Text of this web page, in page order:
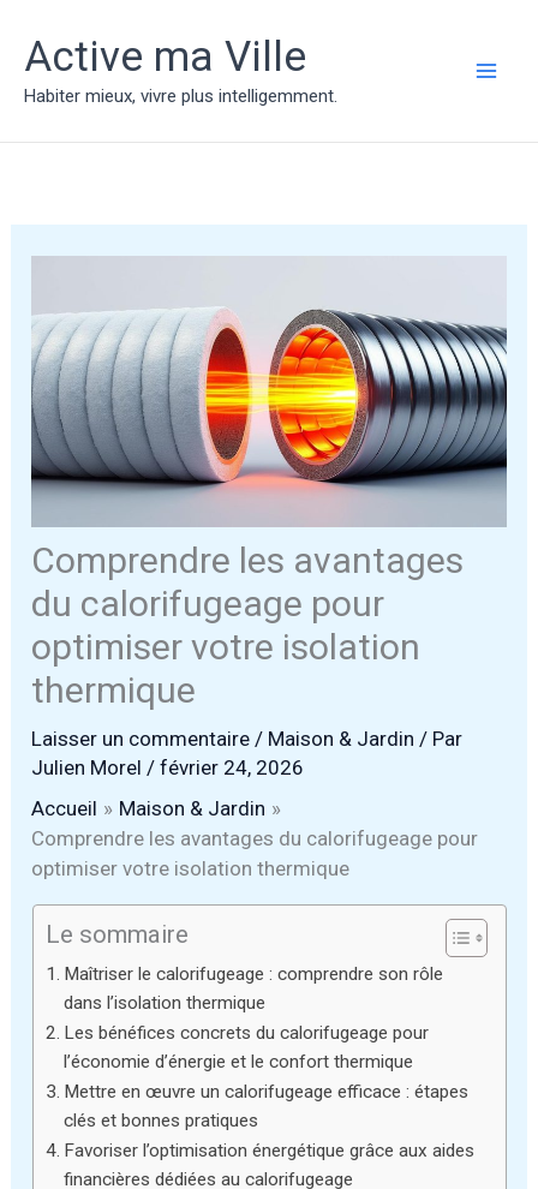
contenu
Active ma Ville
Habiter mieux, vivre plus intelligemment.
Comprendre les avantages
du calorifugeage pour
optimiser votre isolation
thermique
Laisser un commentaire / Maison & Jardin / Par
Julien Morel /février 24, 2026
Accueil
Maison & Jardin
Comprendre les avantages du calorifugeage pour
optimiser votre isolation thermique
Le sommaire
Maîtriser le calorifugeage : comprendre son rôle
dans l’isolation thermique
Les bénéfices concrets du calorifugeage pour
l’économie d’énergie et le confort thermique
Mettre en œuvre un calorifugeage efficace : étapes
clés et bonnes pratiques
Favoriser l’optimisation énergétique grâce aux aides
financières dédiées au calorifugeage